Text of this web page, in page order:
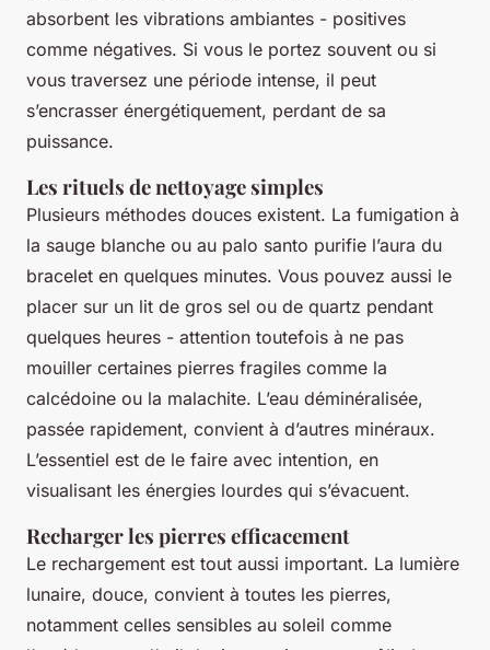
absorbent les vibrations ambiantes - positives
comme négatives. Si vous le portez souvent ou si
vous traversez une période intense, il peut
s’encrasser énergétiquement, perdant de sa
puissance.
Les rituels de nettoyage simples
Plusieurs méthodes douces existent. La fumigation à
la sauge blanche ou au palo santo purifie l’aura du
bracelet en quelques minutes. Vous pouvez aussi le
placer sur un lit de gros sel ou de quartz pendant
quelques heures - attention toutefois à ne pas
mouiller certaines pierres fragiles comme la
calcédoine ou la malachite. L’eau déminéralisée,
passée rapidement, convient à d’autres minéraux.
L’essentiel est de le faire avec intention, en
visualisant les énergies lourdes qui s’évacuent.
Recharger les pierres efficacement
Le rechargement est tout aussi important. La lumière
lunaire, douce, convient à toutes les pierres,
notamment celles sensibles au soleil comme